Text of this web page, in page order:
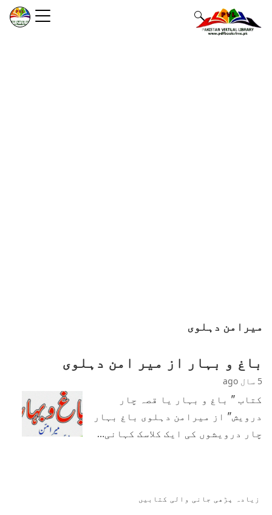
میرامن دہلوی
باغ و بہار از میر امن دہلوی
5 سال ago
کتاب " باغ و بہار یا قصہ چار
درویش" از میرامن دہلوی باغ بہار
چار درویشوں کی ایک کلاسک کہانی…
زیادہ پڑھی جانی والی کتابیں